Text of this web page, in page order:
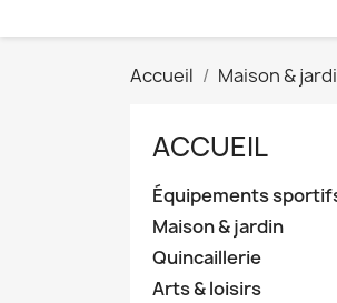
Accueil Maison &
ACCUEIL
Équipements
Maison & jardin
Quincaillerie
Arts & loisirs